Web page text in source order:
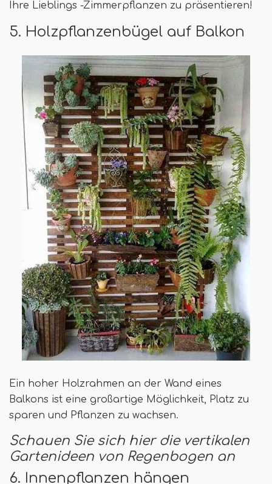
Ihre Lieblings -Zimmerpflanzen zu präsentieren!
5. Holzpflanzenbügel auf Balkon
Ein hoher Holzrahmen an der Wand eines
Balkons ist eine großartige Möglichkeit, Platz zu
sparen und Pflanzen zu wachsen.
Schauen Sie sich hier die vertikalen
Gartenideen von Regenbogen an
6. Innenpflanzen hängen